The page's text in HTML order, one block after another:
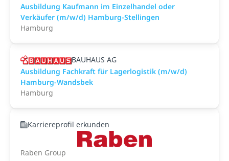
Ausbildung Kaufmann im Einzelhandel oder
Verkäufer (m/w/d) Hamburg-Stellingen
Hamburg
BAUHAUS AG
Ausbildung Fachkraft für Lagerlogistik (m/w/d)
Hamburg-Wandsbek
Hamburg
Karriereprofil erkunden
Raben Group